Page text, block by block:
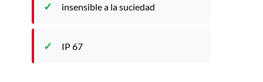
insensible a la suciedad
IP 67